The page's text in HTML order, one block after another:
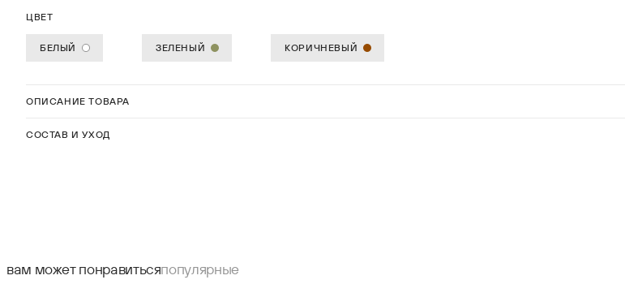
ОПИСАНИЕ ТОВАРА
СОСТАВ И УХОД
ЦВЕТ
БЕЛЫЙ ЗЕЛЕНЫЙ КОРИЧНЕВЫЙ
вам может понравитьсяпопулярные